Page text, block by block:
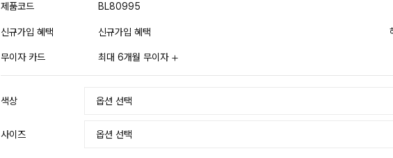
제품코드 BL80995
신규가입 혜택 신규가입 혜택
무이자 카드 최대 6개월 무이자
색상
사이즈